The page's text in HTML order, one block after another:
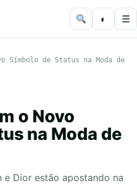
◐ ☰
Símbolo de Status na Moda de
o Novo
na Moda de
Dior estão apostando na